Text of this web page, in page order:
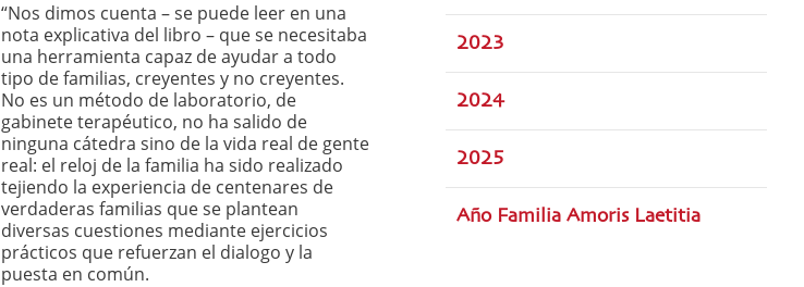
“Nos dimos cuenta – se puede leer en una
nota explicativa del libro – que se necesitaba
una herramienta capaz de ayudar a todo
tipo de familias, creyentes y no creyentes.
No es un método de laboratorio, de
gabinete terapéutico, no ha salido de
ninguna cátedra sino de la vida real de gente
real: el reloj de la familia ha sido realizado
tejiendo la experiencia de centenares de
verdaderas familias que se plantean
diversas cuestiones mediante ejercicios
prácticos que refuerzan el dialogo y la
puesta en común.
2023
2024
2025
Año Familia Amoris Laetitia